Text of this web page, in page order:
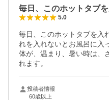
毎日、このホットタブ
5.0
毎日、このホットタブを入
れを入れないとお風呂に入
体が、温まり、暑い時は、
れます。
投稿者情報
60歳以上